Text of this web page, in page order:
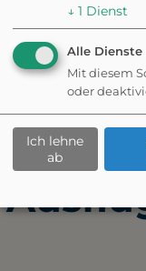
✦ Eigene
Fehler
↓ 1 Dienst
Alle Dienste
Mit diesem
oder
Ich lehne
ab